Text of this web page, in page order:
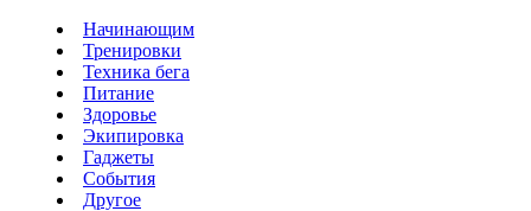
Начинающим
Тренировки
Техника бега
Питание
Здоровье
Экипировка
Гаджеты
События
Другое